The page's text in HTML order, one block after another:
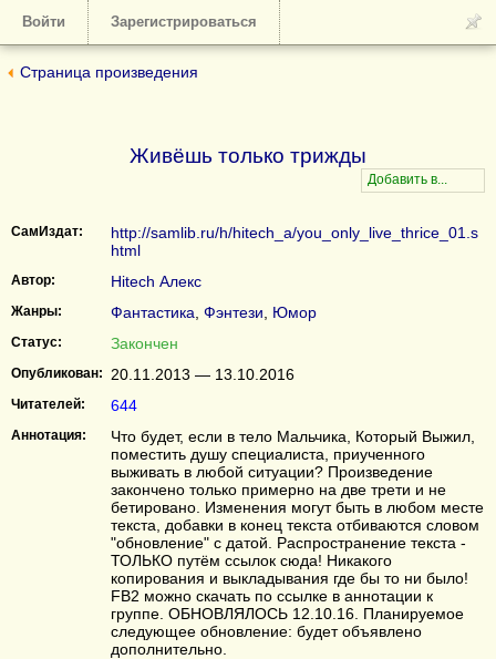
Войти Зарегистрироваться
Страница произведения
Живёшь только трижды
СамИздат:
http://samlib.ru/h/hitech_a/you_only_live_thrice_01.s
html
Автор: Hitech Алекс
Жанры: Фантастика Фэнтези Юмор
Статус: Закончен
Опубликован: 20.11.2013 — 13.10.2016
Читателей: 644
Аннотация:
Что будет, если в тело Мальчика, Который Выжил,
поместить душу специалиста, приученного
выживать в любой ситуации? Произведение
закончено только примерно на две трети и не
бетировано. Изменения могут быть в любом месте
текста, добавки в конец текста отбиваются словом
"обновление" с датой. Распространение текста -
ТОЛЬКО путём ссылок сюда! Никакого
копирования и выкладывания где бы то ни было!
FB2 можно скачать по ссылке в аннотации к
группе. ОБНОВЛЯЛОСЬ 12.10.16. Планируемое
следующее обновление: будет объявлено
дополнительно.